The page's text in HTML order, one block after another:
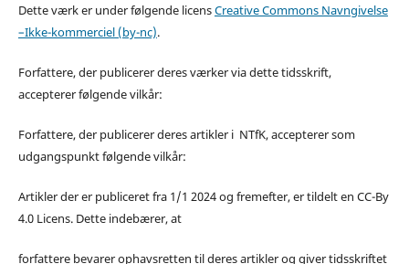
Dette værk er under følgende licensCreative Commons Navngivelse
–Ikke-kommerciel (by-nc).
Forfattere, der publicerer deres værker via dette tidsskrift,
accepterer følgende vilkår:
Forfattere, der publicerer deres artikler i NTfK, accepterer som
udgangspunkt følgende vilkår:
Artikler der er publiceret fra 1/1 2024 og fremefter, er tildelt en CC-By
4.0 Licens. Dette indebærer, at
forfattere bevarer ophavsretten til deres artikler og giver tidsskriftet